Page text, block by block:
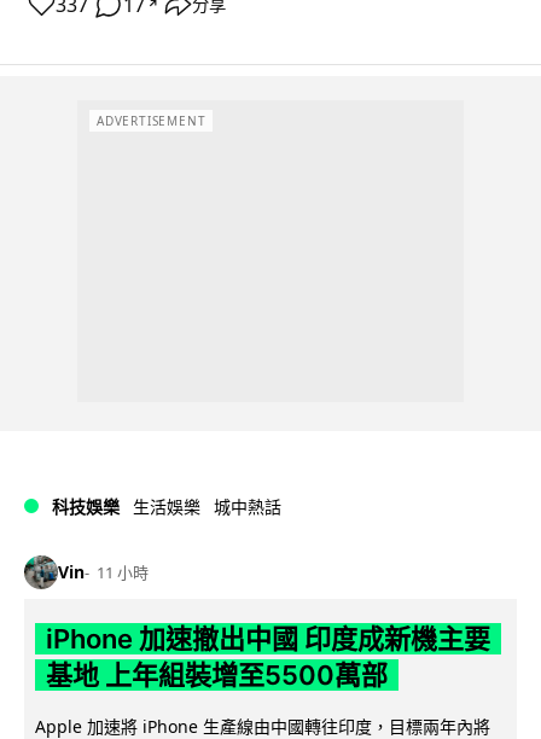
↗
ADVERTISEMENT
科技娛樂 生活娛樂 城中熱話
Vin 11 小時
iPhone 加速撤出中國 印度成新機主要
基地 上年組裝增至5500萬部
Apple 加速將 iPhone 生產線由中國轉往印度，目標兩年內將